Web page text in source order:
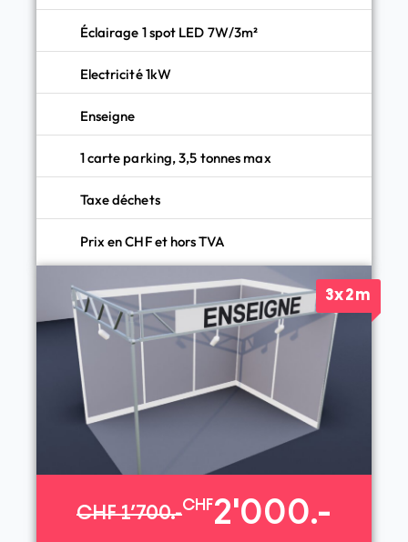
Éclairage 1 spot LED 7W/3m²
Electricité 1kW
Enseigne
1 carte parking, 3,5 tonnes max
Taxe déchets
Prix en CHF et hors TVA
CHF 1’700.-CHF2'000.-
3x2m